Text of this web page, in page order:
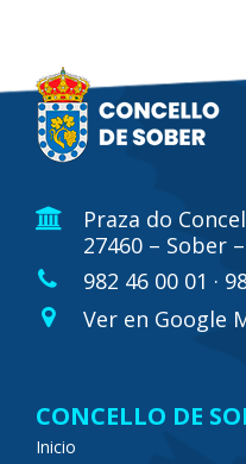
Praza do
27460 – Sober
982 46 00 01 ·
Ver en Google
CONCELLO DE
Inicio